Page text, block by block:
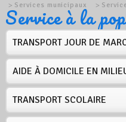
Services municipaux
Service à la
TRANSPORT JOUR DE
AIDE À DOMICILE EN
TRANSPORT SCOLAIRE